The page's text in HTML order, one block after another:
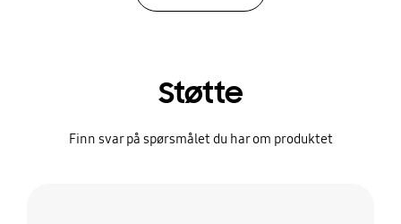
Støtte
Finn svar på spørsmålet du har om produktet